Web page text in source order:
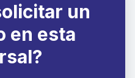
un
en esta